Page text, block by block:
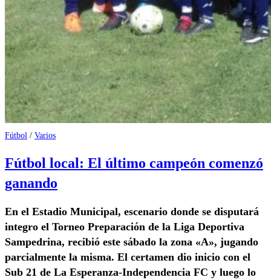
Fútbol / Varios
Fútbol local: El último campeón comenzó
ganando
En el Estadio Municipal, escenario donde se disputará
integro el Torneo Preparación de la Liga Deportiva
Sampedrina, recibió este sábado la zona «A», jugando
parcialmente la misma. El certamen dio inicio con el
Sub 21 de La Esperanza-Independencia FC y luego lo